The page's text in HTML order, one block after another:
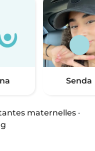
Senda
maternelles ·